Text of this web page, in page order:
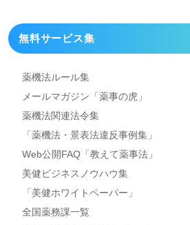
無料サービス集
薬機法ルール集
メールマガジン「薬事の虎」
薬機法関連法令集
「薬機法・景表法違反事例集」
Web公開FAQ「教えて薬事法」
美健ビジネスノウハウ集
「美健ホワイトペーパー」
全国薬務課一覧